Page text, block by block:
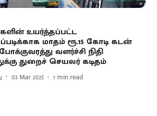
உயர்த்தப்பட்ட
மாதம் ரூ.15 கோடி கடன்
வளர்ச்சி நிதி
துறைச் செயலர் கடிதம்
03 Mar 2025 1 min read